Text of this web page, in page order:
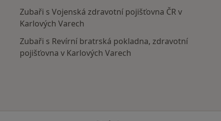
Zubaři s Vojenská zdravotní pojišťovna ČR v
Karlových Varech
Zubaři s Revírní bratrská pokladna, zdravotní
pojišťovna v Karlových Varech